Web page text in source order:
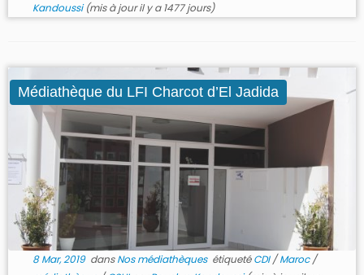
Kandoussi(mis à jour il y a 1477 jours)
Médiathèque du LFI Charcot d’El Jadida
8 Mar, 2019dansNos médiathèques étiquetéCDI/Maroc/